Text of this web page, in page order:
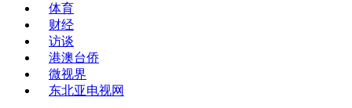
体育
财经
访谈
港澳台侨
微视界
东北亚电视网